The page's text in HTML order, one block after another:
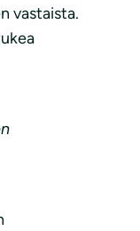
vastaista.